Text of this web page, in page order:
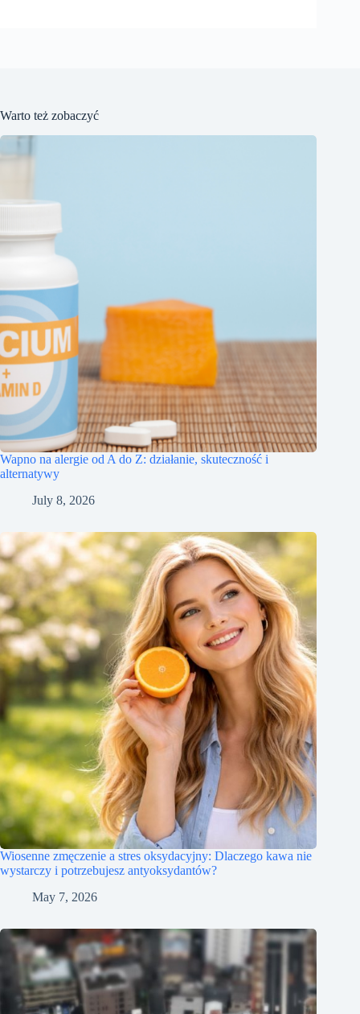
Warto też zobaczyć
Wapno na alergie od A do Z: działanie, skuteczność i
alternatywy
July 8, 2026
Wiosenne zmęczenie a stres oksydacyjny: Dlaczego kawa nie
wystarczy i potrzebujesz antyoksydantów?
May 7, 2026